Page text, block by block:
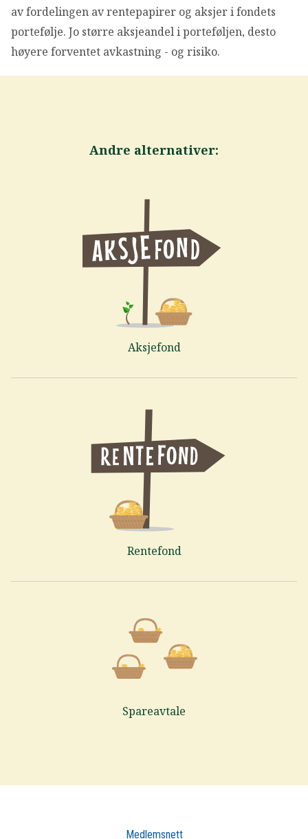
av fordelingen av rentepapirer og aksjer i fondets
portefølje. Jo større aksjeandel i porteføljen, desto
høyere forventet avkastning - og risiko.
Andre alternativer:
Aksjefond
Rentefond
Spareavtale
Medlemsnett